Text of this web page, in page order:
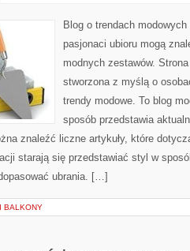
Blog o trendach
pasjonaci ubioru mogą
modnych zestawów.
stworzona z myślą o
trendy modowe. To blog
sposób przedstawia
znaleźć liczne artykuły, które
starają się przedstawiać styl w
ubrania. […]
BALKONY